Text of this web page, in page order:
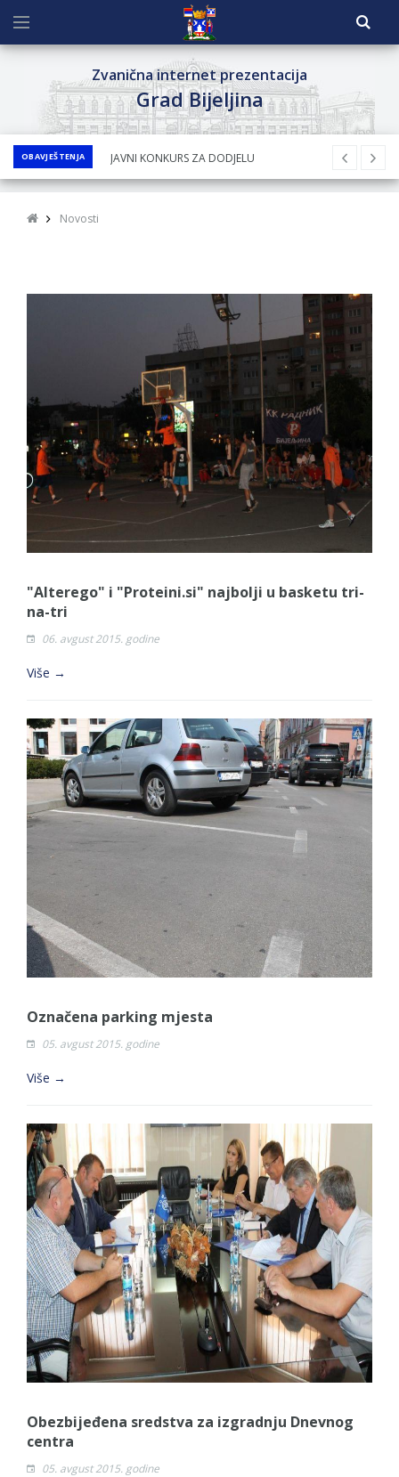
Zvanična internet prezentacija
Grad Bijeljina
OBAVJEŠTENJA
Obavještenje za preduzetnika - Nenad
Nukić
SOCIJALNE POTREBE
JAVNI POZIV ZA NAJLjEPŠE UREĐENO
DVORIŠTE INDIVIDUALNIH DOMAĆINSTAVA,
DVORIŠTE ZAJEDNICA ETAŽNIH VLASNIKA I
JAVNI PROSTOR U MJESNIM ZAJEDNICAMA
NA TERITORIJI GRADA BIJELjINA
Obavještenje za preduzetnika - Gojko
Bogunović
Od 27. jula prijem zahtjeva za novčanu
pomoć za nabavku školskog pribora
Obrasci zahtjeva za regresirano gorivo
ODLAGANjA OTPADA UZ DODJELU
FINANSIJSKE NAGRADE
JAVNI KONKURS ZA DODJELU
BESPOVRATNIH SREDSTAVA ZA
SUFINANSIRANjE KUPOVINE SEOSKE KUĆE SA
OKUĆNICOM NA TERITORIJI GRADA BIJELjINA
ZA 2026. GODINU
Novosti
"Alterego" i "Proteini.si" najbolji u basketu tri-
na-tri
06. avgust 2015. godine
Više →
Označena parking mjesta
05. avgust 2015. godine
Više →
Obezbijeđena sredstva za izgradnju Dnevnog
centra
05. avgust 2015. godine